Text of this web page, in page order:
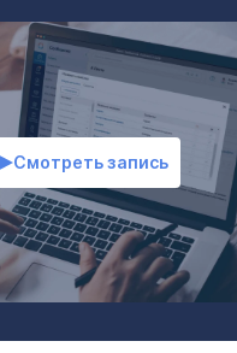
Смотреть запись